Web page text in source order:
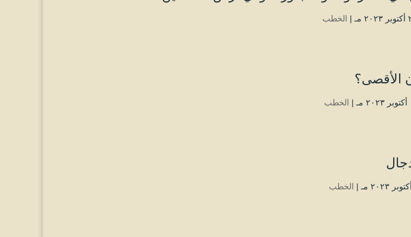
الخطب
الأقصى؟
الخطب
الخطب